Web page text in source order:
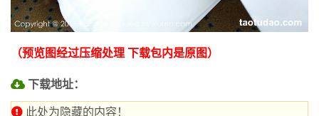
（预览图经过压缩处理 下载包内是原图）
下载地址：
此处为隐藏的内容！